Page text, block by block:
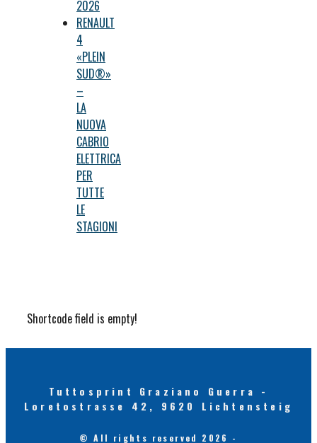
2026
RENAULT
4
«PLEIN
SUD®»
–
LA
NUOVA
CABRIO
ELETTRICA
PER
TUTTE
LE
STAGIONI
Shortcode field is empty!
Tuttosprint Graziano Guerra -
Loretostrasse 42, 9620 Lichtensteig
© All rights reserved 2026 -